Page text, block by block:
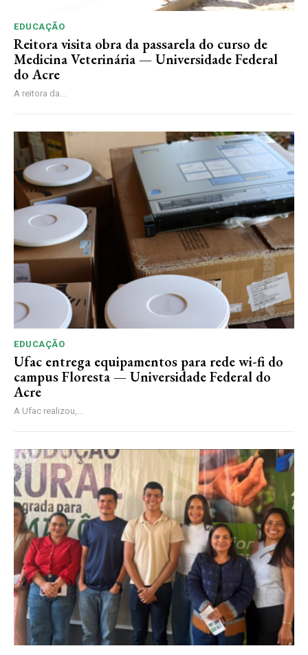
EDUCAÇÃO
Reitora visita obra da passarela do curso de
Medicina Veterinária — Universidade Federal
do Acre
A reitora da...
EDUCAÇÃO
Ufac entrega equipamentos para rede wi-fi do
campus Floresta — Universidade Federal do
Acre
A Ufac realizou,...